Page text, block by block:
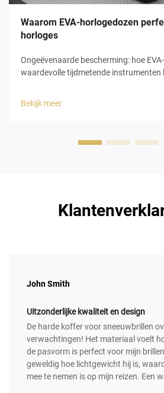
Waarom EVA-horlogedozen
horloges
Ongeëvenaarde bescherming: hoe
waardevolle tijdmetende instrumenten
ethyleenvinylacetaat (EVA)-schuim
Bekijk meer
John Smith
Uitzonderlijke kwaliteit en design
De harde koffer voor sneeuwbrillen
verwachtingen! Het materiaal voelt
de pasvorm is perfect voor mijn
geweldig hoe lichtgewicht hij is,
mee te nemen is op mijn reizen. Een